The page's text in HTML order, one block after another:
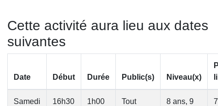
Cette activité aura lieu aux dates
suivantes
Date Début Durée Public(s) Niveau(x)
Samedi
16h30 1h00
Tout
8 ans, 9
7